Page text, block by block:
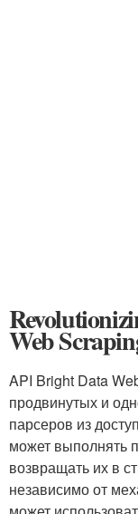
Web
API Bright Data
продвинутых и
парсеров из
может выполнять
возвращать их в
независимо от